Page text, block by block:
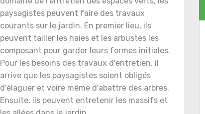
paysagistes peuvent faire des travaux
courants sur le jardin. En premier lieu, ils
peuvent tailler les haies et les arbustes les
composant pour garder leurs formes initiales.
Pour les besoins des travaux d'entretien, il
arrive que les paysagistes soient obligés
d'élaguer et voire même d'abattre des arbres.
Ensuite, ils peuvent entretenir les massifs et